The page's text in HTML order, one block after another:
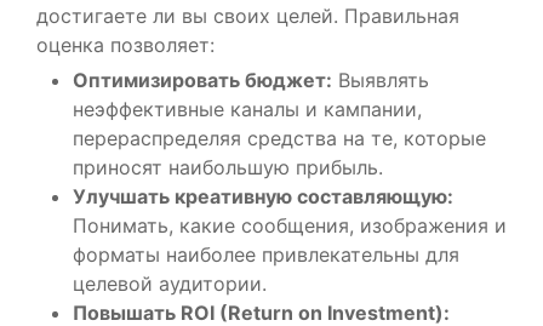
достигаете ли вы своих целей. Правильная
оценка позволяет:
Оптимизировать бюджет: Выявлять
неэффективные каналы и кампании,
перераспределяя средства на те, которые
приносят наибольшую прибыль.
Улучшать креативную составляющую:
Понимать, какие сообщения, изображения и
форматы наиболее привлекательны для
целевой аудитории.
Повышать ROI (Return on Investment):